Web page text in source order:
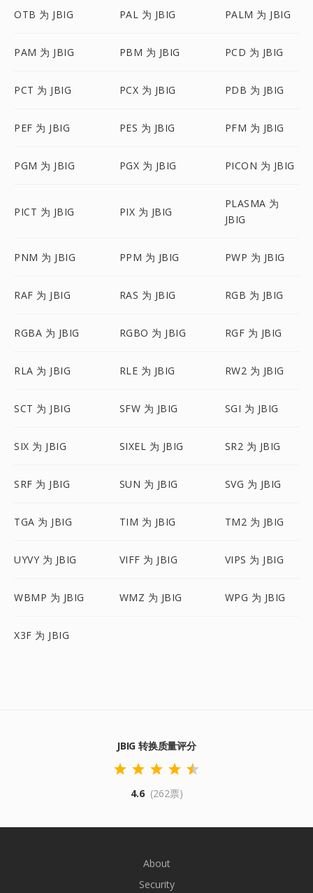
OTB 为 JBIG PAL 为 JBIG PALM 为 JBIG
PAM 为 JBIG PBM 为 JBIG PCD 为 JBIG
PCT 为 JBIG PCX 为 JBIG PDB 为 JBIG
PEF 为 JBIG PES 为 JBIG PFM 为 JBIG
PGM 为 JBIG PGX 为 JBIG PICON 为 JBIG
PICT 为 JBIG PIX 为 JBIG
PLASMA 为
JBIG
PNM 为 JBIG PPM 为 JBIG PWP 为 JBIG
RAF 为 JBIG RAS 为 JBIG RGB 为 JBIG
RGBA 为 JBIG RGBO 为 JBIG RGF 为 JBIG
RLA 为 JBIG RLE 为 JBIG RW2 为 JBIG
SCT 为 JBIG SFW 为 JBIG SGI 为 JBIG
SIX 为 JBIG SIXEL 为 JBIG SR2 为 JBIG
SRF 为 JBIG SUN 为 JBIG SVG 为 JBIG
TGA 为 JBIG TIM 为 JBIG TM2 为 JBIG
UYVY 为 JBIG VIFF 为 JBIG VIPS 为 JBIG
WBMP 为 JBIG WMZ 为 JBIG WPG 为 JBIG
X3F 为 JBIG
JBIG 转换质量评分
4.6 (262票)
About
Security